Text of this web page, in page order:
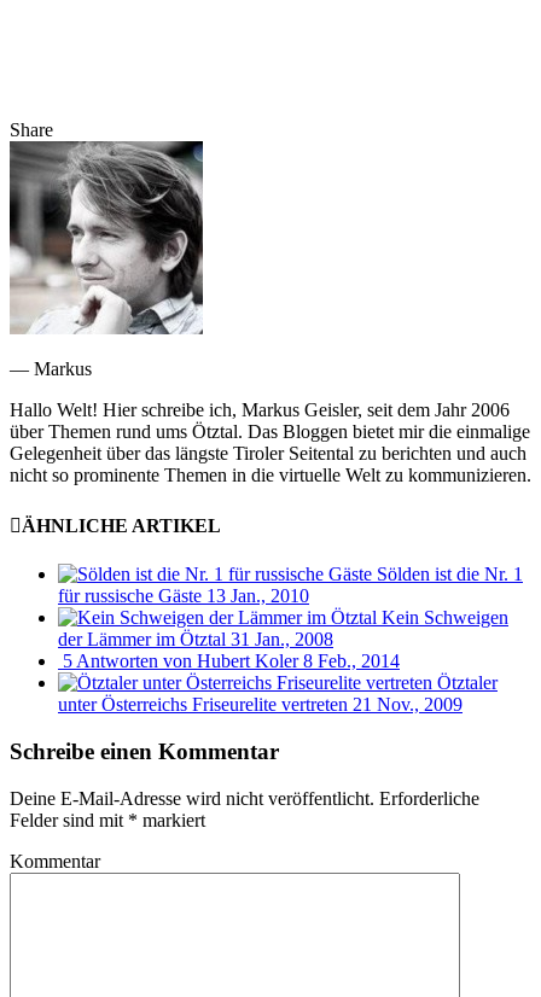
Share
— Markus
Hallo Welt! Hier schreibe ich, Markus Geisler, seit dem Jahr 2006
über Themen rund ums Ötztal. Das Bloggen bietet mir die einmalige
Gelegenheit über das längste Tiroler Seitental zu berichten und auch
nicht so prominente Themen in die virtuelle Welt zu kommunizieren.
ÄHNLICHE ARTIKEL
Sölden ist die Nr. 1
für russische Gäste 13 Jan., 2010
Kein Schweigen
der Lämmer im Ötztal 31 Jan., 2008
5 Antworten von Hubert Koler 8 Feb., 2014
Ötztaler
unter Österreichs Friseurelite vertreten 21 Nov., 2009
Schreibe einen Kommentar
Deine E-Mail-Adresse wird nicht veröffentlicht. Erforderliche
Felder sind mit * markiert
Kommentar